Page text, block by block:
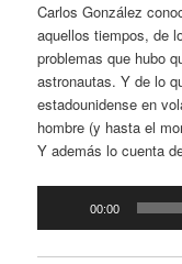
Carlos González
aquellos tiempos, de
problemas que hubo
astronautas. Y de lo
estadounidense en
hombre (y hasta el
Y además lo cuenta
00:00